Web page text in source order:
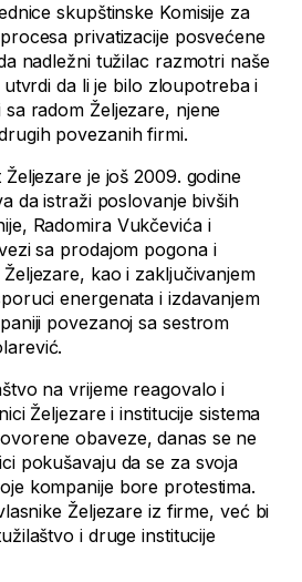
skupštinske Komisije za
privatizacije posvećene
nadležni tužilac razmotri naše
da li je bilo zloupotreba i
radom Željezare, njene
povezanih firmi.
je još 2009. godine
da istraži poslovanje bivših
Radomira Vukčevića i
sa prodajom pogona i
kao i zaključivanjem
energenata i izdavanjem
povezanoj sa sestrom
na vrijeme reagovalo i
Željezare i institucije sistema
obaveze, danas se ne
pokušavaju da se za svoja
kompanije bore protestima.
Željezare iz firme, već bi
i druge institucije